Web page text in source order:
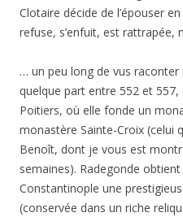
Clotaire décide de l’épouser
refuse, s’enfuit, est
… un peu long de vus raconter
quelque part entre 552 et
Poitiers, où elle fonde un
monastère Sainte-Croix (celui
Benoît, dont je vous est
semaines). Radegonde obtient
Constantinople une
(conservée dans un riche